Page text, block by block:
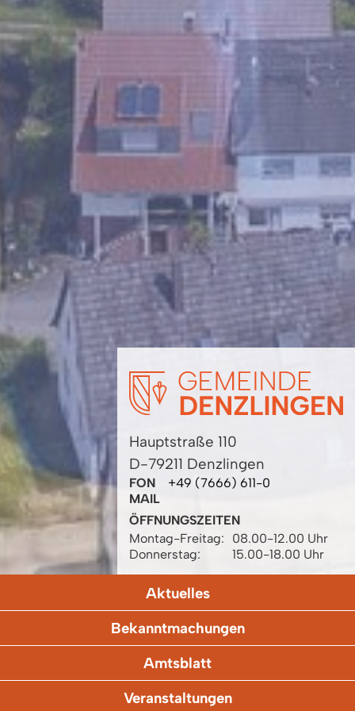
Hauptstraße 110
D-79211 Denzlingen
FON
+49 (7666) 611-0
MAIL
ÖFFNUNGSZEITEN
Montag-Freitag:
08.00-12.00 Uhr
Donnerstag:
15.00-18.00 Uhr
Aktuelles
Bekanntmachungen
Amtsblatt
Veranstaltungen